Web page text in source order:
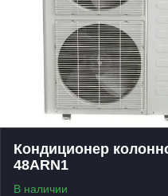
Кондиционер
48ARN1
В наличии